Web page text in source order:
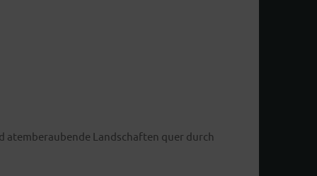
Landschaften quer durch